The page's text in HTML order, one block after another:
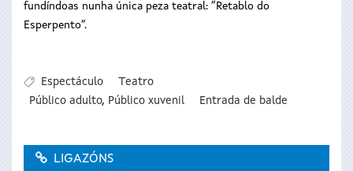
fundíndoas nunha única peza teatral: “Retablo do
Esperpento”.
Espectáculo
Teatro
Público adulto, Público xuvenil Entrada de balde
LIGAZÓNS